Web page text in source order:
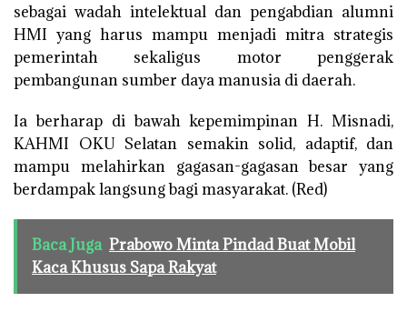
sebagai wadah intelektual dan pengabdian alumni
HMI yang harus mampu menjadi mitra strategis
pemerintah sekaligus motor penggerak
pembangunan sumber daya manusia di daerah.
Ia berharap di bawah kepemimpinan H. Misnadi,
KAHMI OKU Selatan semakin solid, adaptif, dan
mampu melahirkan gagasan-gagasan besar yang
berdampak langsung bagi masyarakat. (Red)
Baca Juga Prabowo Minta Pindad Buat Mobil
Kaca Khusus Sapa Rakyat